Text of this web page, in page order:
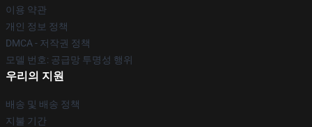
이용 약관
개인 정보 정책
DMCA - 저작권 정책
모델 번호: 공급망 투명성 행위
우리의 지원
배송 및 배송 정책
지불 기간